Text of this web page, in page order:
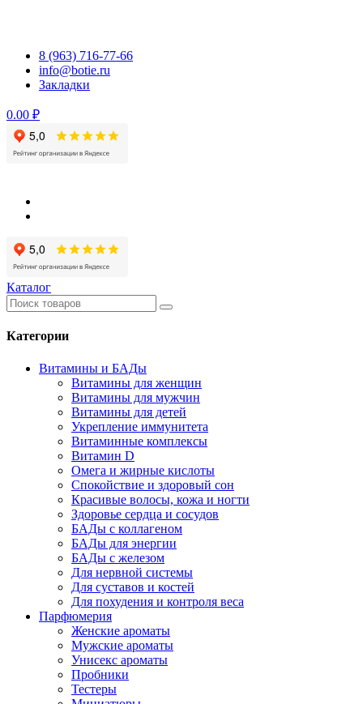
8 (963) 716-77-66
info@botie.ru
Закладки
0.00 ₽
Каталог
Категории
Витамины и БАДы
Витамины для женщин
Витамины для мужчин
Витамины для детей
Укрепление иммунитета
Витаминные комплексы
Витамин D
Омега и жирные кислоты
Спокойствие и здоровый сон
Красивые волосы, кожа и ногти
Здоровье сердца и сосудов
БАДы с коллагеном
БАДы для энергии
БАДы с железом
Для нервной системы
Для суставов и костей
Для похудения и контроля веса
Парфюмерия
Женские ароматы
Мужские ароматы
Унисекс ароматы
Пробники
Тестеры